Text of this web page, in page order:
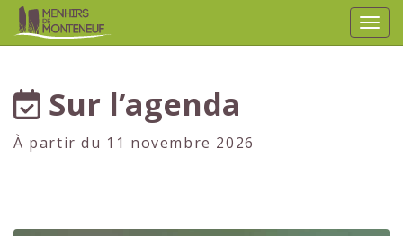
Sur l’agenda
À partir du 11 novembre 2026